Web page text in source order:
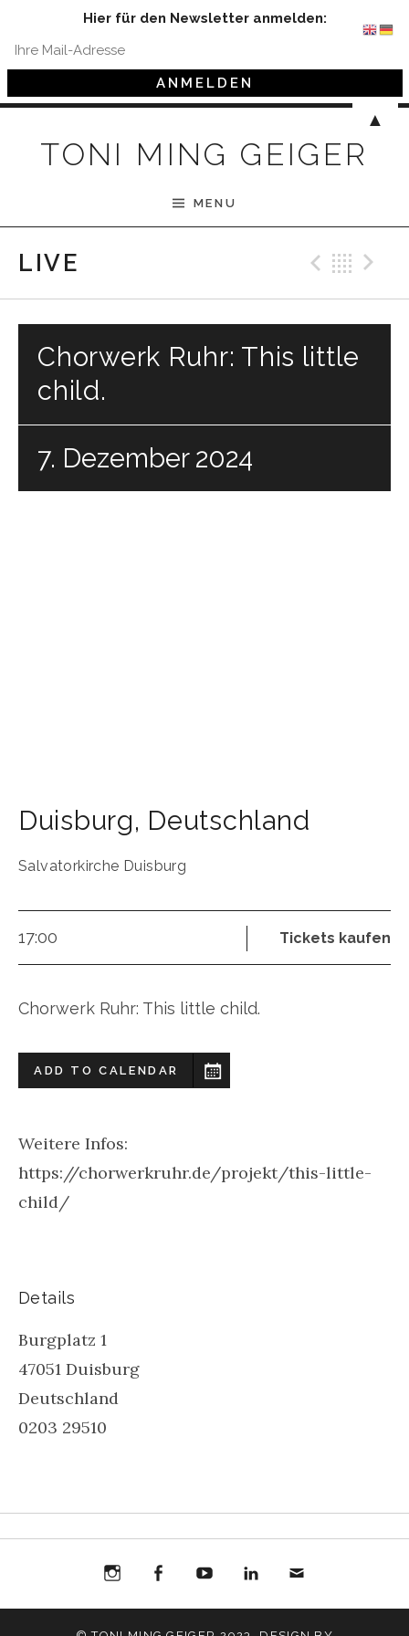
TONI MING GEIGER
MENU
LIVE
Chorwerk Ruhr: This little
child.
7. Dezember 2024
Duisburg, Deutschland
Salvatorkirche Duisburg
17:00 Tickets kaufen
Chorwerk Ruhr: This little child.
ADD TO CALENDAR
Weitere Infos:
https://chorwerkruhr.de/projekt/this-little-
child/
Details
Burgplatz 1
47051 Duisburg
Deutschland
0203 29510
Instagram
Toni Toni
Mail
Hier für den Newsletter anmelden:
▲